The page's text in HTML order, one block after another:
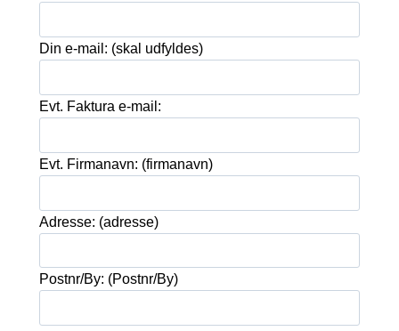
Din e-mail: (skal udfyldes)
Evt. Faktura e-mail:
Evt. Firmanavn: (firmanavn)
Adresse: (adresse)
Postnr/By: (Postnr/By)